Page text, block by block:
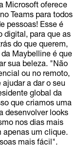
Microsoft oferece
Teams para todos
pessoas! Esse é
digital, para que as
do que querem,
Maybelline é que
sua beleza. "Não
ou no remoto,
a dar o seu
global da
que criamos uma
desenvolver looks
nos dias mais
apenas um clique.
mais fácil".